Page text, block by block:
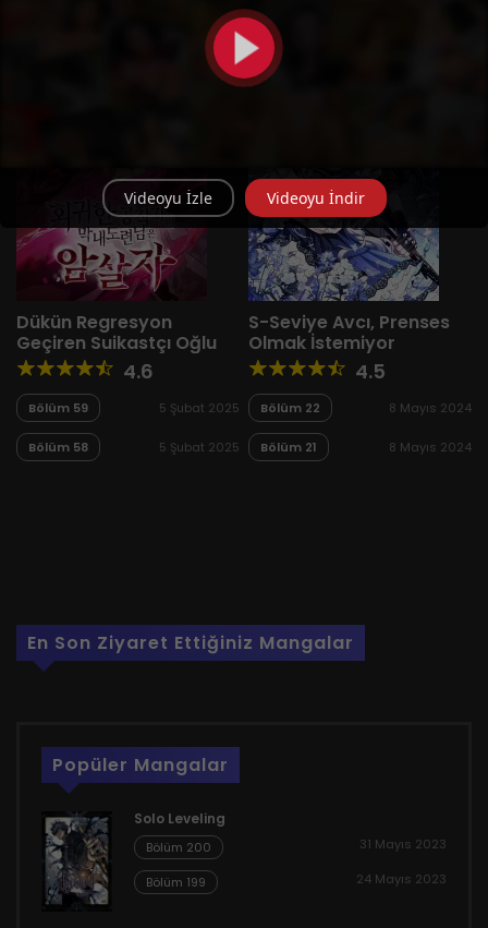
Dükün Regresyon
Geçiren Suikastçı Oğlu
4.6
Bölüm 59 5 Şubat 2025
Bölüm 58 5 Şubat 2025
S-Seviye Avcı, Prenses
Olmak İstemiyor
4.5
Bölüm 22 8 Mayıs 2024
Bölüm 21 8 Mayıs 2024
En Son Ziyaret Ettiğiniz Mangalar
Popüler Mangalar
Solo Leveling
Bölüm 200 31 Mayıs 2023
Bölüm 199 24 Mayıs 2023
Videoyu İzle Videoyu İndir